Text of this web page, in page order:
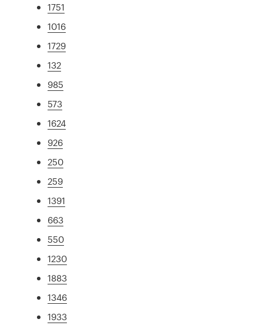
1751
1016
1729
132
985
573
1624
926
250
259
1391
663
550
1230
1883
1346
1933